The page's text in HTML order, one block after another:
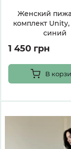
Женский
комплект
синий
1 450 грн
В